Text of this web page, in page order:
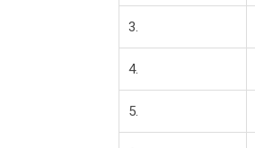
3.
4.
5.